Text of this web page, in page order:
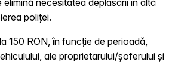
poliței.
150 RON, în funcție de perioadă,
ale proprietarului/șoferului și